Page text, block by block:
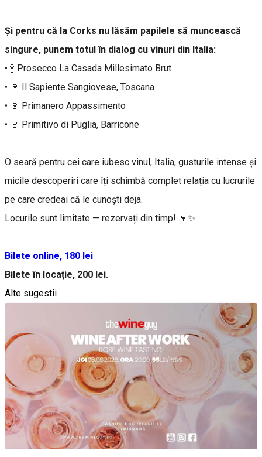
Și pentru că la Corks nu lăsăm papilele să muncească
singure, punem totul în dialog cu vinuri din Italia:
• 🍾 Prosecco La Casada Millesimato Brut
• 🍷 Il Sapiente Sangiovese, Toscana
• 🍷 Primanero Appassimento
• 🍷 Primitivo di Puglia, Barricone
O seară pentru cei care iubesc vinul, Italia, gusturile intense și
micile descoperiri care îți schimbă complet relația cu lucrurile
pe care credeai că le cunoști deja.
Locurile sunt limitate — rezervați din timp! 🍷✨
Bilete online, 180 lei
Bilete în locație, 200 lei.
Alte sugestii